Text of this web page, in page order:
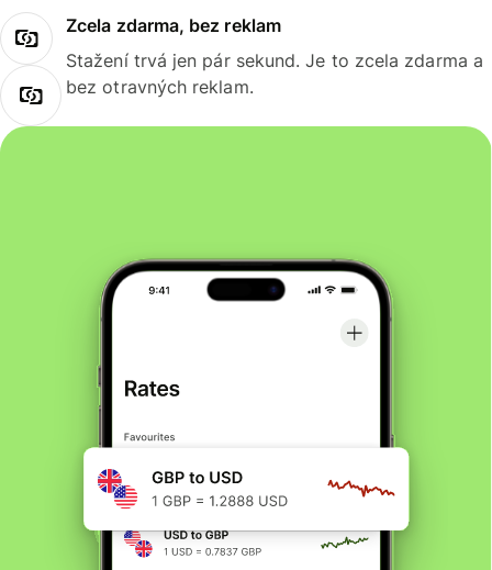
Zcela zdarma, bez reklam
Stažení trvá jen pár sekund. Je to zcela zdarma a
bez otravných reklam.